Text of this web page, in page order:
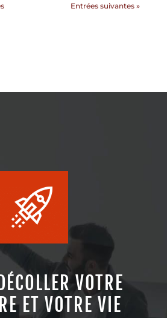
Entrées suivantes »
VOTRE
ET VOTRE VIE